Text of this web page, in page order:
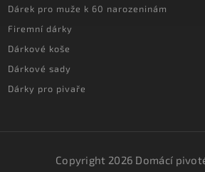
Dárek pro muže k 60 narozeninám
Firemní dárky
Dárkové koše
Dárkové sady
Dárky pro pivaře
Copyright 2026 Domácí